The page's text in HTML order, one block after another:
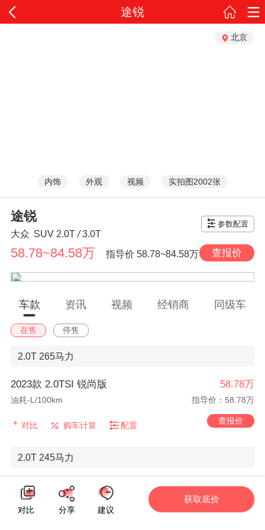
途锐
北京
内饰 外观 视频 实拍图2002张
途锐
大众 SUV 2.0T/3.0T
参数配置
58.78~84.58万 指导价 58.78~84.58万 查报价
车款 资讯 视频 经销商 同级车
在售 停售
2.0T 265马力
2023款 2.0TSI 锐尚版 58.78万
油耗-L/100km 指导价：58.78万
对比 购车计算 配置 查报价
2.0T 245马力
2022款 2.0TSI 锐尚版 65.18万
8挡手自一体 油耗8.68L/100km 指导价：65.18万
对比 分享 建议
获取底价